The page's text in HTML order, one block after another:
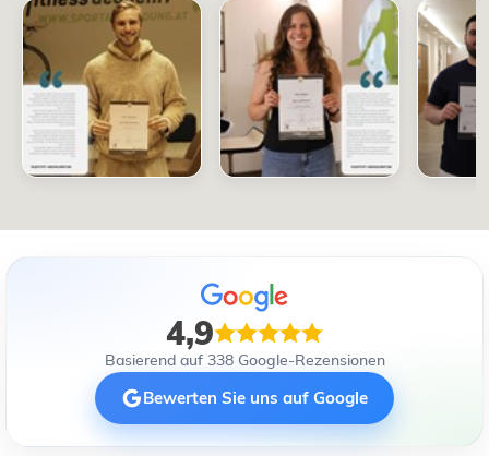
4,9
Basierend auf 338 Google-Rezensionen
Bewerten Sie uns auf Google